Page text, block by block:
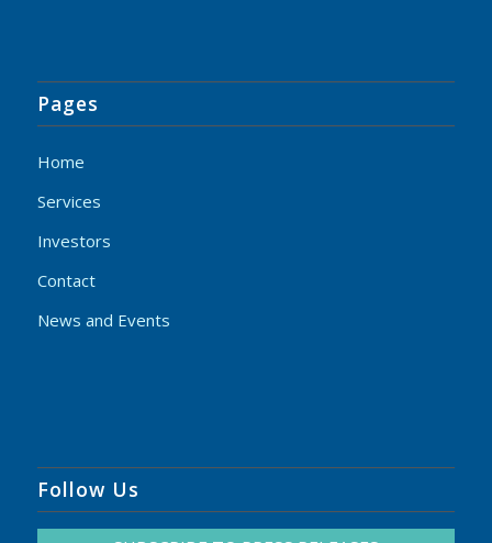
Pages
Home
Services
Investors
Contact
News and Events
Follow Us